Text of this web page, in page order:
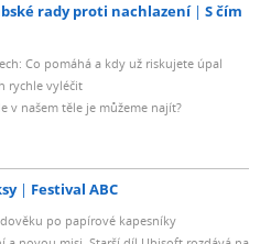
rady proti nachlazení
S čím
Co pomáhá a kdy už riskujete úpal
rychle vyléčit
v našem těle je můžeme najít?
Festival ABC
po papírové kapesníky